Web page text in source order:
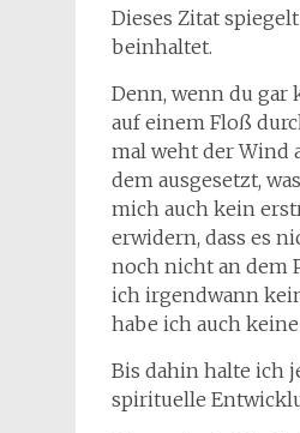
Dieses Zitat
beinhaltet.
Denn, wenn du gar
auf einem Floß
mal weht der Wind
dem ausgesetzt,
mich auch kein
erwidern, dass es
noch nicht an dem
ich irgendwann
habe ich auch
Bis dahin halte ich
spirituelle